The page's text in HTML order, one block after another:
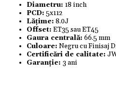
Diametru: 18 inch
PCD: 5x112
Lățime: 8.0J
Offset: ET35 sau ET45
Gaura centrală: 66.5 mm
Culoare: Negru cu Finisaj
Certificări de calitate:
Garanție: 3 ani